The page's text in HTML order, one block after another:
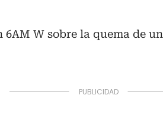
W sobre la quema de un